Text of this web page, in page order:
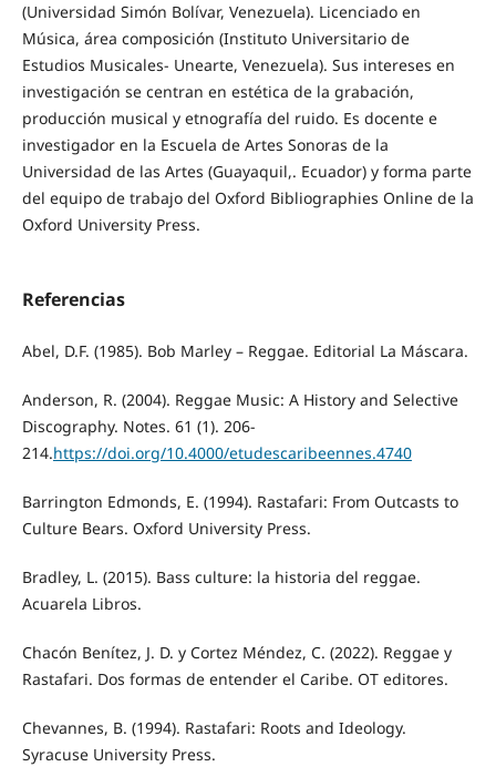
(Universidad Simón Bolívar, Venezuela). Licenciado en
Música, área composición (Instituto Universitario de
Estudios Musicales­- Unearte, Venezuela). Sus intereses en
investigación se centran en estética de la grabación,
producción musical y etnografía del ruido. Es docente e
investigador en la Escuela de Artes Sonoras de la
Universidad de las Artes (Guayaquil,. Ecuador) y forma parte
del equipo de trabajo del Oxford Bibliographies Online de la
Oxford University Press.
Referencias
Abel, D.F. (1985). Bob Marley – Reggae. Editorial La Máscara.
Anderson, R. (2004). Reggae Music: A History and Selective
Discography. Notes. 61 (1). 206-
214.https://doi.org/10.4000/etudescaribeennes.4740
Barrington Edmonds, E. (1994). Rastafari: From Outcasts to
Culture Bears. Oxford University Press.
Bradley, L. (2015). Bass culture: la historia del reggae.
Acuarela Libros.
Chacón Benítez, J. D. y Cortez Méndez, C. (2022). Reggae y
Rastafari. Dos formas de entender el Caribe. OT editores.
Chevannes, B. (1994). Rastafari: Roots and Ideology.
Syracuse University Press.